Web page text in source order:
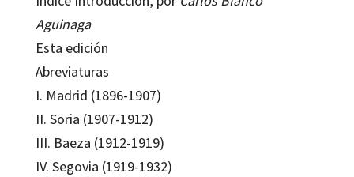
Aguinaga
Esta edición
Abreviaturas
I. Madrid (1896-1907)
II. Soria (1907-1912)
III. Baeza (1912-1919)
IV. Segovia (1919-1932)